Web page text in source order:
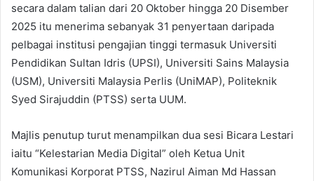
secara dalam talian dari 20 Oktober hingga 20 Disember
2025 itu menerima sebanyak 31 penyertaan daripada
pelbagai institusi pengajian tinggi termasuk Universiti
Pendidikan Sultan Idris (UPSI), Universiti Sains Malaysia
(USM), Universiti Malaysia Perlis (UniMAP), Politeknik
Syed Sirajuddin (PTSS) serta UUM.
Majlis penutup turut menampilkan dua sesi Bicara Lestari
iaitu “Kelestarian Media Digital” oleh Ketua Unit
Komunikasi Korporat PTSS, Nazirul Aiman Md Hassan